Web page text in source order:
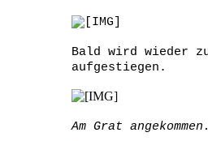
Bald wird wieder
aufgestiegen.
Am Grat angekommen.